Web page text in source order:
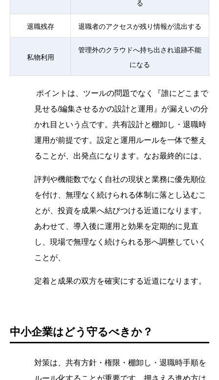
る
退職残存 退職者のアクセスが残り情報が流出する
私物利用
管理外のクラウドへ持ち出され追跡不能
になる
ポイントは、ツールの問題でなく『誰にどこまで
見せる/編集させるかの設計と運用』が漏えいの分
かれ目という点です。共有設計と棚卸し・退職時
運用が前提です。設定と運用ルールを一体で整え
ることが、出発点になります。なお最終的には、
評判や機能数でなく自社の現状と業務に優先順位
を付け、無理なく続けられる体制に落とし込むこ
とが、投資を成果へ結びつける近道になります。
あわせて、導入後に運用と効果を定期的に見直
し、現場で無理なく続けられる形へ調整していく
ことが、
定着と成果の双方を確実にする近道になります。
中小企業はどう守るべきか？
対策は、共有方針・権限・棚卸し・退職時手順を
ルール化することが重要です。押さえる進め方は